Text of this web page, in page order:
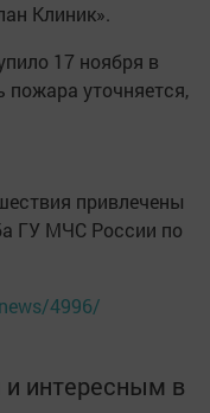
Клиник».
17 ноября в
уточняется,
привлечены
ГУ МЧС России по
4996/
интересным в